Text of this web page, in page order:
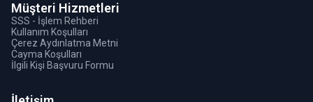
Müşteri Hizmetleri
SSS - İşlem Rehberi
Kullanım Koşulları
Çerez Aydınlatma Metni
Cayma Koşulları
İlgili Kişi Başvuru Formu